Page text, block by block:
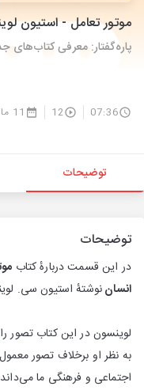
موتور تعامل - استیون
پاره‌گفتار: معرفی کتاب‌های
07:36
12 11 ماه پیش
توضیحات
توضیحات
در این قسمت دربارهٔ کتاب
انساننوشتهٔ استیون سی.
لوینسون در این کتاب تصور
به نظر او برخلاف تصور
اجتماعی و فرهنگی ما